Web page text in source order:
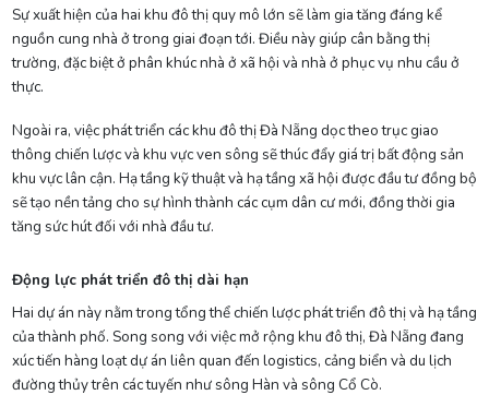
Sự xuất hiện của hai khu đô thị quy mô lớn sẽ làm gia tăng đáng kể
nguồn cung nhà ở trong giai đoạn tới. Điều này giúp cân bằng thị
trường, đặc biệt ở phân khúc nhà ở xã hội và nhà ở phục vụ nhu cầu ở
thực.
Ngoài ra, việc phát triển các khu đô thị Đà Nẵng dọc theo trục giao
thông chiến lược và khu vực ven sông sẽ thúc đẩy giá trị bất động sản
khu vực lân cận. Hạ tầng kỹ thuật và hạ tầng xã hội được đầu tư đồng bộ
sẽ tạo nền tảng cho sự hình thành các cụm dân cư mới, đồng thời gia
tăng sức hút đối với nhà đầu tư.
Động lực phát triển đô thị dài hạn
Hai dự án này nằm trong tổng thể chiến lược phát triển đô thị và hạ tầng
của thành phố. Song song với việc mở rộng khu đô thị, Đà Nẵng đang
xúc tiến hàng loạt dự án liên quan đến logistics, cảng biển và du lịch
đường thủy trên các tuyến như sông Hàn và sông Cổ Cò.